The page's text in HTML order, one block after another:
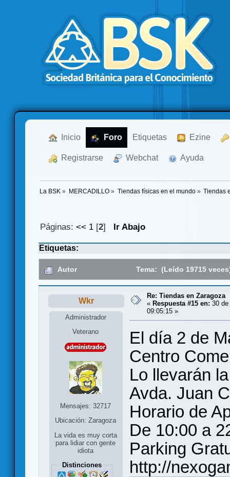
Inicio Foro Etiquetas Ezine
Registrarse Webchat Ayuda
La BSK » MERCADILLO» Tiendas físicas en el mundo» Tiendas
Páginas:<< 1 [2] Ir Abajo
Etiquetas:
Autor Tema: (Leído 19715
Wkr
Administrador
Veterano
Mensajes: 32717
Ubicación: Zaragoza
La vida es muy corta
para lidiar con gente
idiota
Distinciones
Re: Tiendas en Zaragoza
« Respuesta #15 en: 30 de
09:05:15 »
El día 2 de
Centro
Lo llevarán
Avda. Juan
Horario de
De 10:00 a
Parking
http://